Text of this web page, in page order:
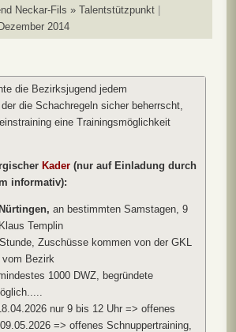
Neckar-Fils » Talentstützpunkt
2014
die Bezirksjugend jedem
die Schachregeln sicher beherrscht,
eine Trainingsmöglichkeit
Kader (nur auf Einladung durch
informativ):
an bestimmten Samstagen, 9
Templin
Zuschüsse kommen von der GKL
vom Bezirk
1000 DWZ, begründete
nur 9 bis 12 Uhr => offenes
=> offenes Schnuppertraining,